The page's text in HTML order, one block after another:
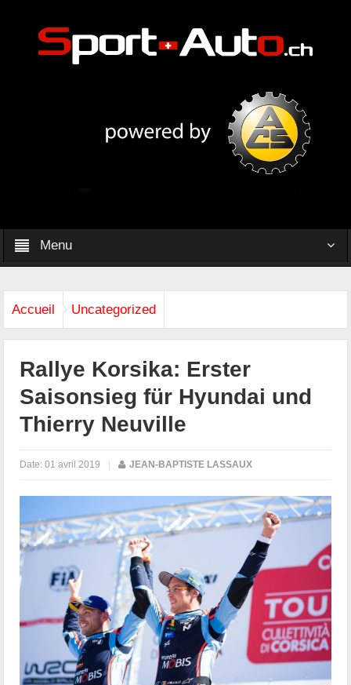
Menu
Accueil Uncategorized
Rallye Korsika: Erster
Saisonsieg für Hyundai und
Thierry Neuville
Date:01 avril 2019 | JEAN-BAPTISTE LASSAUX